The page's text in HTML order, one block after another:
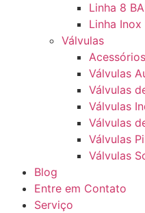
Linha 8
Linha Inox
Válvulas
Acessórios
Válvulas
Válvulas
Válvulas
Válvulas
Válvulas
Válvulas
Blog
Entre em Contato
Serviço